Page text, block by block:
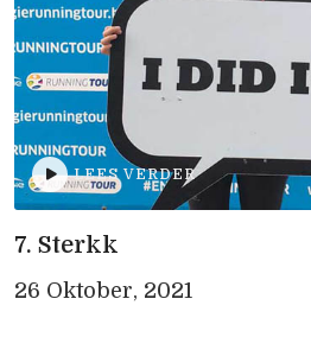
LEES VERDER
7. Sterkk
26 Oktober, 2021